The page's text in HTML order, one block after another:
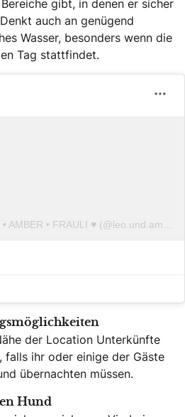
gibt, in denen er sicher
auch an genügend
Wasser, besonders wenn die
Tag stattfindet.
der Location Unterkünfte
falls ihr oder einige der Gäste
übernachten müssen.
Hund